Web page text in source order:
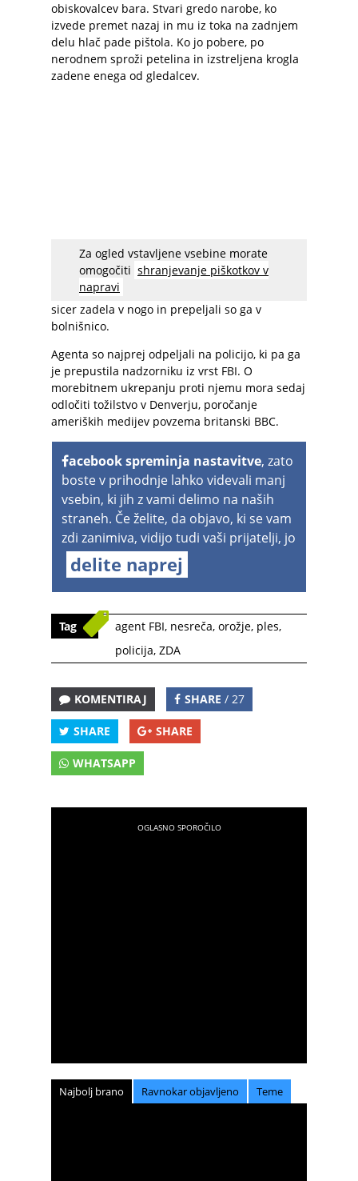
obiskovalcev bara. Stvari gredo narobe, ko
izvede premet nazaj in mu iz toka na zadnjem
delu hlač pade pištola. Ko jo pobere, po
nerodnem sproži petelina in izstreljena krogla
zadene enega od gledalcev.
Za ogled vstavljene vsebine morate
omogočiti shranjevanje piškotkov v
napravi
Čeprav je na posnetku dobro viden ognjeni
zubelj iz pištole, se zdi, da se agent takoj ne
zave, da je nekoga ranil. Moškega je krogla
sicer zadela v nogo in prepeljali so ga v
bolnišnico.
Agenta so najprej odpeljali na policijo, ki pa ga
je prepustila nadzorniku iz vrst FBI. O
morebitnem ukrepanju proti njemu mora sedaj
odločiti tožilstvo v Denverju, poročanje
ameriških medijev povzema britanski BBC.
acebook spreminja nastavitve, zato
boste v prihodnje lahko videvali manj
vsebin, ki jih z vami delimo na naših
straneh. Če želite, da objavo, ki se vam
zdi zanimiva, vidijo tudi vaši prijatelji, jo
delite naprej
Tag agent FBI, nesreča, orožje, ples,
policija, ZDA
KOMENTIRAJ SHARE / 27
SHARE SHARE
WHATSAPP
Najbolj brano Ravnokar objavljeno Teme